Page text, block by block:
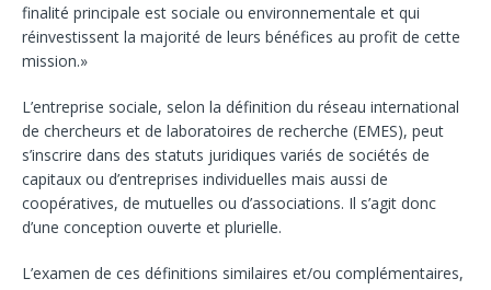
finalité principale est sociale ou environnementale et qui
réinvestissent la majorité de leurs bénéfices au profit de cette
mission.»
L’entreprise sociale, selon la définition du réseau international
de chercheurs et de laboratoires de recherche (EMES), peut
s’inscrire dans des statuts juridiques variés de sociétés de
capitaux ou d’entreprises individuelles mais aussi de
coopératives, de mutuelles ou d’associations. Il s’agit donc
d’une conception ouverte et plurielle.
L’examen de ces définitions similaires et/ou complémentaires,